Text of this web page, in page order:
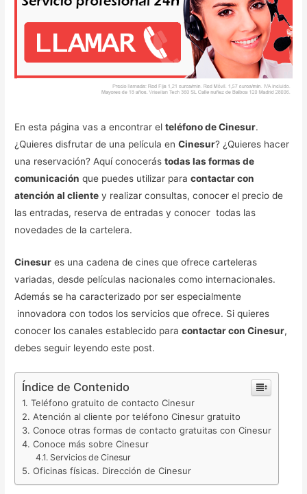
En esta página vas a encontrar elteléfono de Cinesur.
¿Quieres disfrutar de una película enCinesur? ¿Quieres hacer
una reservación? Aquí conocerástodas las formas de
comunicación que puedes utilizar paracontactar con
atención al cliente y realizar consultas, conocer el precio de
las entradas, reserva de entradas y conocer todas las
novedades de la cartelera.
Cinesur es una cadena de cines que ofrece carteleras
variadas, desde películas nacionales como internacionales.
Además se ha caracterizado por ser especialmente
innovadora con todos los servicios que ofrece. Si quieres
conocer los canales establecido paracontactar con Cinesur,
debes seguir leyendo este post.
Índice de Contenido
Teléfono gratuito de contacto Cinesur
Atención al cliente por teléfono Cinesur gratuito
Conoce otras formas de contacto gratuitas con Cinesur
Conoce más sobre Cinesur
Servicios de Cinesur
Oficinas físicas. Dirección de Cinesur